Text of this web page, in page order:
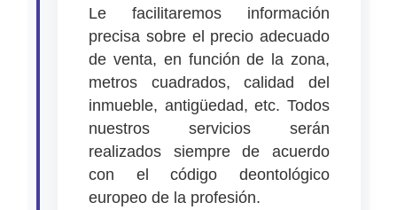
Le facilitaremos información
precisa sobre el precio adecuado
de venta, en función de la zona,
metros cuadrados, calidad del
inmueble, antigüedad, etc. Todos
nuestros servicios serán
realizados siempre de acuerdo
con el código deontológico
europeo de la profesión.